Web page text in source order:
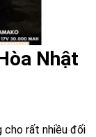
Nhật
cho rất nhiều đối